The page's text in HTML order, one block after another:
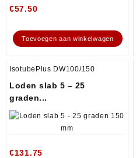
€57.50
Toevoegen aan winkelwagen
IsotubePlus DW100/150
Loden slab 5 – 25
graden...
€131.75